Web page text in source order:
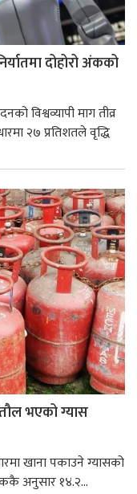
दोहोरो अंकको
विश्वव्यापी माग तीव्र
२७ प्रतिशतले वृद्धि
भएको ग्यास
खाना पकाउने ग्यासको
अनुसार १४.२...